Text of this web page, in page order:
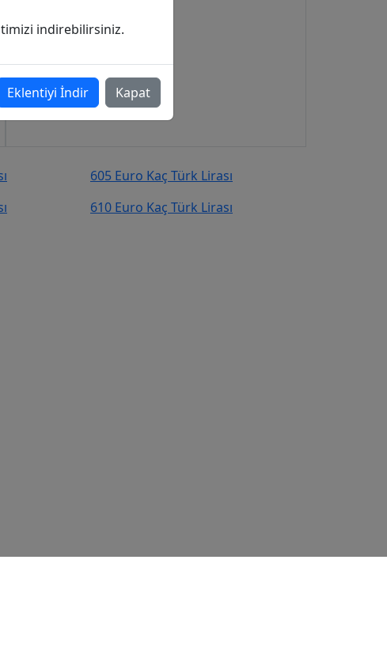
605 Euro Kaç Türk Lirası
610 Euro Kaç Türk Lirası
indirebilirsiniz.
Eklentiyi İndir Kapat